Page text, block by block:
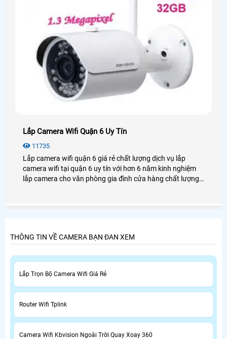
Lắp Camera Wifi Quận 6 Uy Tín
11735
Lắp camera wifi quận 6 giá rẻ chất lượng dịch vụ lắp
camera wifi tại quận 6 uy tín với hơn 6 năm kinh nghiệm
lắp camera cho văn phòng gia đình cửa hàng chất lượng,
THÔNG TIN VỀ CAMERA BẠN ĐAN XEM
Lắp Trọn Bộ Camera Wifi Giá Rẻ
Router Wifi Tplink
Camera Wifi Kbvision Ngoài Trời Quay Xoay 360